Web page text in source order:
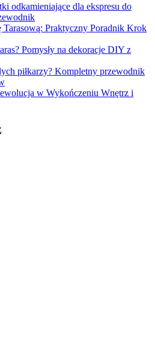
odkamieniające dla ekspresu do
Tarasową: Praktyczny Poradnik Krok
Pomysły na dekoracje DIY z
piłkarzy? Kompletny przewodnik
w Wykończeniu Wnętrz i